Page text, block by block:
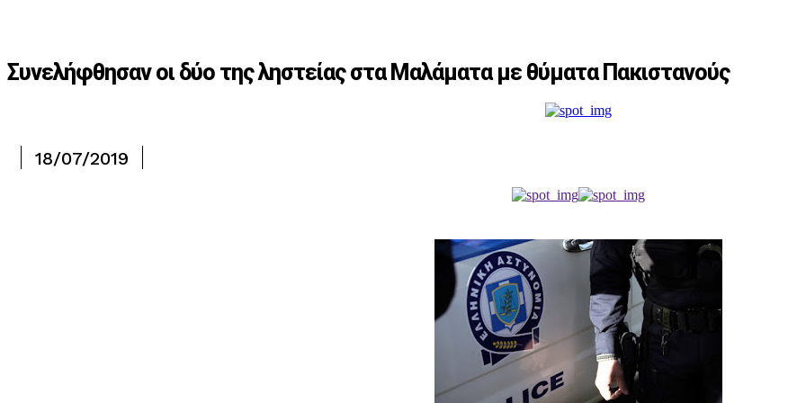
Συνελήφθησαν οι δύο της ληστείας στα Μαλάματα με θύματα Πακιστανούς
18/07/2019